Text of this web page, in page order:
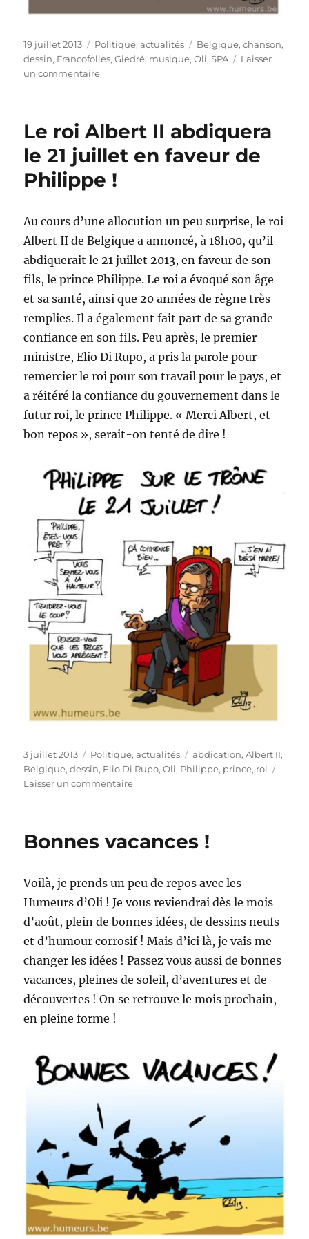
Publié
le
19 juillet 2013 Catégories
Politique, actualités Étiquettes
Belgique,chanson,
dessin, Francofolies,Giedré, musique,Oli,SPA
Laisser
un commentairesur
met
le
feu
Le roi Albert II abdiquera
le 21 juillet en faveur de
Philippe !
Au cours d’une allocution un peu surprise, le roi
Albert II de Belgique a annoncé, à 18h00, qu’il
abdiquerait le 21 juillet 2013, en faveur de son
fils, le prince Philippe. Le roi a évoqué son âge
et sa santé, ainsi que 20 années de règne très
remplies. Il a également fait part de sa grande
confiance en son fils. Peu après, le premier
ministre, Elio Di Rupo, a pris la parole pour
remercier le roi pour son travail pour le pays, et
a réitéré la confiance du gouvernement dans le
futur roi, le prince Philippe. « Merci Albert, et
bon repos », serait-on tenté de dire !
Publié
le
3 juillet 2013 Catégories
Politique, actualités Étiquettes
abdication,Albert II,
Belgique,dessin, Elio Di Rupo,Oli, Philippe, prince, roi
Laisser un commentairesur
II
21
juillet
faveur
de
Philippe
Bonnes vacances !
Voilà, je prends un peu de repos avec les
Humeurs d’Oli ! Je vous reviendrai dès le mois
d’août, plein de bonnes idées, de dessins neufs
et d’humour corrosif ! Mais d’ici là, je vais me
changer les idées ! Passez vous aussi de bonnes
vacances, pleines de soleil, d’aventures et de
découvertes ! On se retrouve le mois prochain,
en pleine forme !